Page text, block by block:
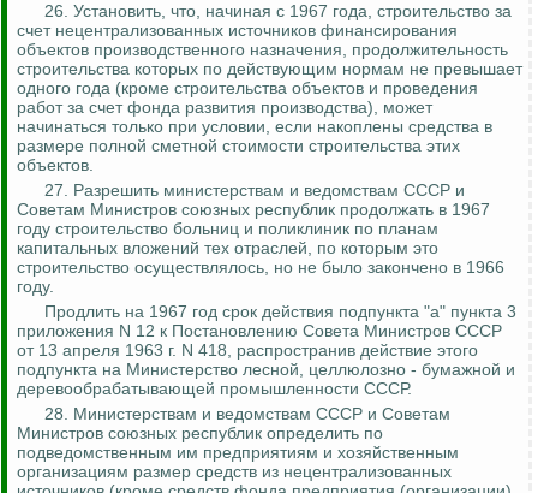
26. Установить, что, начиная с 1967 года, строительство за
счет нецентрализованных источников финансирования
объектов производственного назначения, продолжительность
строительства которых по действующим нормам не превышает
одного года (кроме строительства объектов и проведения
работ за счет фонда развития производства), может
начинаться только при условии, если накоплены средства в
размере полной сметной стоимости строительства этих
объектов.
27. Разрешить министерствам и ведомствам СССР и
Советам Министров союзных республик продолжать в 1967
году строительство больниц и поликлиник по планам
капитальных вложений тех отраслей, по которым это
строительство осуществлялось, но не было закончено в 1966
году.
Продлить на 1967 год срок действия подпункта "а" пункта 3
приложения N 12 к Постановлению Совета Министров СССР
от 13 апреля 1963 г. N 418, распространив действие этого
подпункта на Министерство лесной, целлюлозно - бумажной и
деревообрабатывающей промышленности СССР.
28. Министерствам и ведомствам СССР и Советам
Министров союзных республик определить по
подведомственным им предприятиям и хозяйственным
организациям размер средств из нецентрализованных